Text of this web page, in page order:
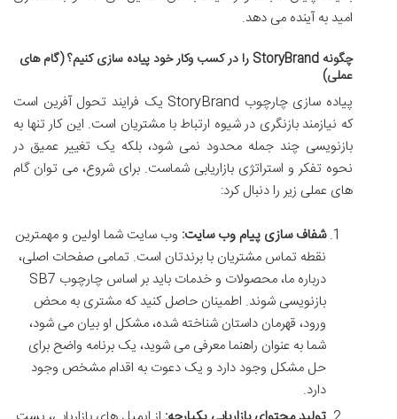
امید به آینده می دهد.
چگونه StoryBrand را در کسب وکار خود پیاده سازی کنیم؟ (گام های
عملی)
پیاده سازی چارچوب StoryBrand یک فرایند تحول آفرین است
که نیازمند بازنگری در شیوه ارتباط با مشتریان است. این کار تنها به
بازنویسی چند جمله محدود نمی شود، بلکه یک تغییر عمیق در
نحوه تفکر و استراتژی بازاریابی شماست. برای شروع، می توان گام
های عملی زیر را دنبال کرد:
شفاف سازی پیام وب سایت: وب سایت شما اولین و مهمترین
نقطه تماس مشتریان با برندتان است. تمامی صفحات اصلی،
درباره ما، محصولات و خدمات باید بر اساس چارچوب SB7
بازنویسی شوند. اطمینان حاصل کنید که مشتری به محض
ورود، قهرمان داستان شناخته شده، مشکل او بیان می شود،
شما به عنوان راهنما معرفی می شوید، یک برنامه واضح برای
حل مشکل وجود دارد و یک دعوت به اقدام مشخص وجود
دارد.